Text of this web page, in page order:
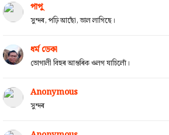
পাপু
সুন্দৰ, পঢ়ি আছোঁ, ভাল লাগিছে।
ধৰ্ম ডেকা
ভোগালী বিহুৰ আন্তৰিক ওলগ যাচিলোঁ।
Anonymous
সুন্দৰ